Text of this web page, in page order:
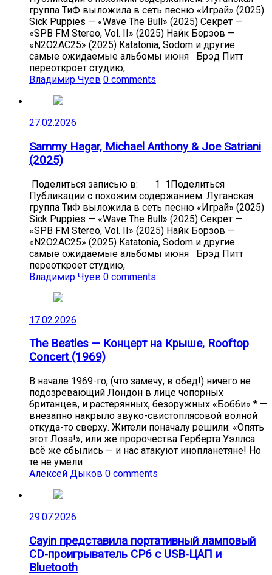
группа ТиФ выложила в сеть песню «Играй» (2025)
Sick Puppies — «Wave The Bull» (2025) Секрет —
«SPB FM Stereo, Vol. II» (2025) Найк Борзов —
«N2O2AC25» (2025) Katatonia, Sodom и другие
самые ожидаемые альбомы июня Брэд Питт
переоткроет студию,
Владимир Чуев 0 comments
27.02.2026
Sammy Hagar, Michael Anthony & Joe Satriani
(2025)
Поделиться записью в: 1 1Поделиться
Публикации с похожим содержанием: Луганская
группа ТиФ выложила в сеть песню «Играй» (2025)
Sick Puppies — «Wave The Bull» (2025) Секрет —
«SPB FM Stereo, Vol. II» (2025) Найк Борзов —
«N2O2AC25» (2025) Katatonia, Sodom и другие
самые ожидаемые альбомы июня Брэд Питт
переоткроет студию,
Владимир Чуев 0 comments
17.02.2026
The Beatles — Концерт на Крыше, Rooftop
Concert (1969)
В начале 1969-го, (что замечу, в обед!) ничего не
подозревающий Лондон в лице чопорных
британцев, и растерянных, безоружных «Бобби» * —
внезапно накрыло звуко-свистоплясовой волной
откуда-то сверху. Жители поначалу решили: «Опять
этот Лоза!», или же пророчества Герберта Уэллса
всё же сбылись — и нас атакуют инопланетяне! Но
те не умели
Алексей Дыков 0 comments
29.07.2026
Cayin представила портативный ламповый
CD-проигрыватель CP6 с USB-ЦАП и
Bluetooth